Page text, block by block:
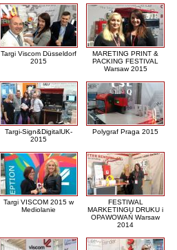
Targi Viscom Düsseldorf
2015
MARETING PRINT &
PACKING FESTIVAL
Warsaw 2015
Targi-Sign&DigitalUK-
2015
Polygraf Praga 2015
Targi VISCOM 2015 w
Mediolanie
FESTIWAL
MARKETINGU DRUKU i
OPAWOWAŃ Warsaw
2014